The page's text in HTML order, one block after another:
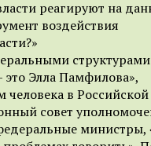
реагируют на
воздействия
структурами
это Элла Памфилова»,
в Российской
совет
министры,